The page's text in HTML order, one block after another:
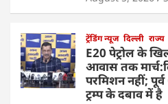
ट्रेंडिंग न्यूज दिल्ली राज्य
E20 पेट्रोल के
आवास तक
परमिशन नहीं;
ट्रम्प के दबाव में है